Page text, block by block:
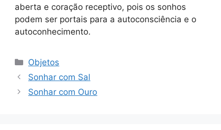
aberta e coração receptivo, pois os sonhos
podem ser portais para a autoconsciência e o
autoconhecimento.
Categorias
Objetos
Sonhar com Sal
Sonhar com Ouro